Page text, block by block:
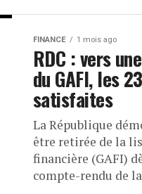
FINANCE 1 mois ago
RDC : vers
du GAFI, les
satisfaites
La République
être retirée de la
financière (GAFI)
compte-rendu de la